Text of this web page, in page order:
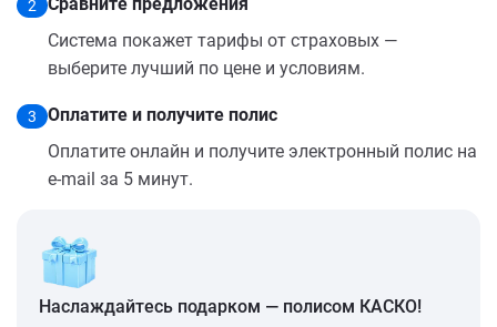
2
Система покажет тарифы от страховых —
выберите лучший по цене и условиям.
3
Оплатите и получите полис
Оплатите онлайн и получите электронный полис на
e-mail за 5 минут.
Наслаждайтесь подарком — полисом КАСКО!